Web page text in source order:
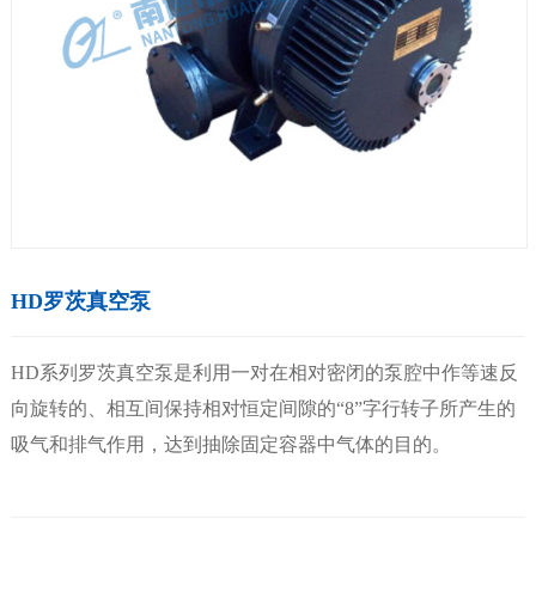
HD罗茨真空泵
HD系列罗茨真空泵是利用一对在相对密闭的泵腔中作等速反
向旋转的、相互间保持相对恒定间隙的“8”字行转子所产生的
吸气和排气作用，达到抽除固定容器中气体的目的。